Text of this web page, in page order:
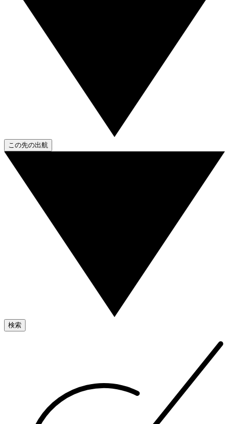
この先の出航
検索